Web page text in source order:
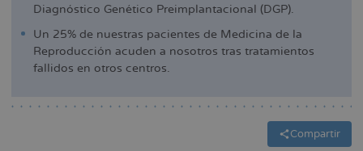
Diagnóstico Genético Preimplantacional (DGP).
Un 25% de nuestras pacientes de Medicina de la
Reproducción acuden a nosotros tras tratamientos
fallidos en otros centros.
Compartir